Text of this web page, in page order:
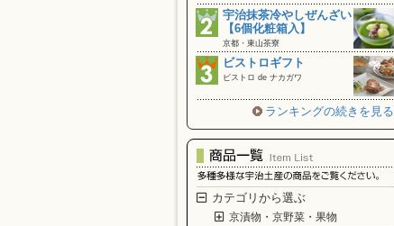
宇治抹茶冷やしぜんざい
【6個化粧箱入】
京都・東山茶寮
ビストロギフト
ビストロ de ナカガワ
ランキングの続きを見る
カテゴリから選ぶ
京漬物・京野菜・果物